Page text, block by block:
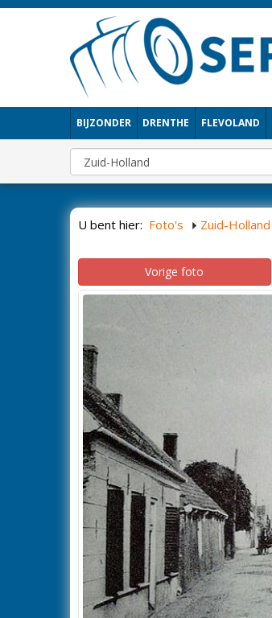
BIJZONDER DRENTHE FLEVOLAND
U bent hier: Foto's Zuid-Holland
Vorige foto